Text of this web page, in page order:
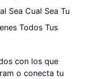
Sea Cual Sea Tu
Todos Tus
con los que
o conecta tu